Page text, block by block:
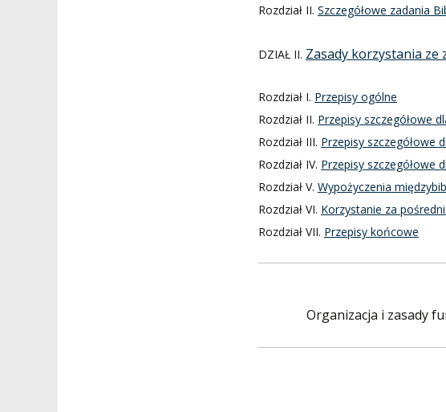
Rozdział II. Szczegółowe zadania
DZIAŁ II. Zasady korzystania
Rozdział I. Przepisy ogólne
Rozdział II. Przepisy szczegółowe
Rozdział III. Przepisy szczegółowe
Rozdział IV. Przepisy szczegółowe
Rozdział V. Wypożyczenia
Rozdział VI. Korzystanie za
Rozdział VII. Przepisy końcowe
Organizacja i zasady